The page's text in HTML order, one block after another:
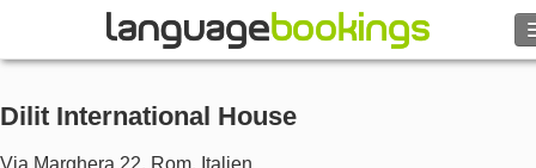
Dilit International House
Via Marghera 22, Rom, Italien